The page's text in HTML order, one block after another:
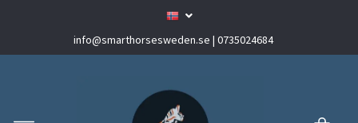
info@smarthorsesweden.se | 0735024684